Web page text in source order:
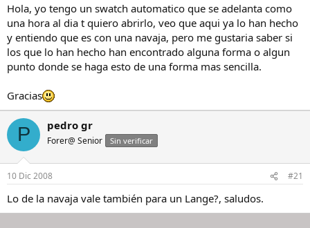
Hola, yo tengo un swatch automatico que se adelanta como
una hora al dia t quiero abrirlo, veo que aqui ya lo han hecho
y entiendo que es con una navaja, pero me gustaria saber si
los que lo han hecho han encontrado alguna forma o algun
punto donde se haga esto de una forma mas sencilla.
Gracias
P pedro gr
Forer@ Senior Sin verificar
10 Dic 2008 #21
Lo de la navaja vale también para un Lange?, saludos.